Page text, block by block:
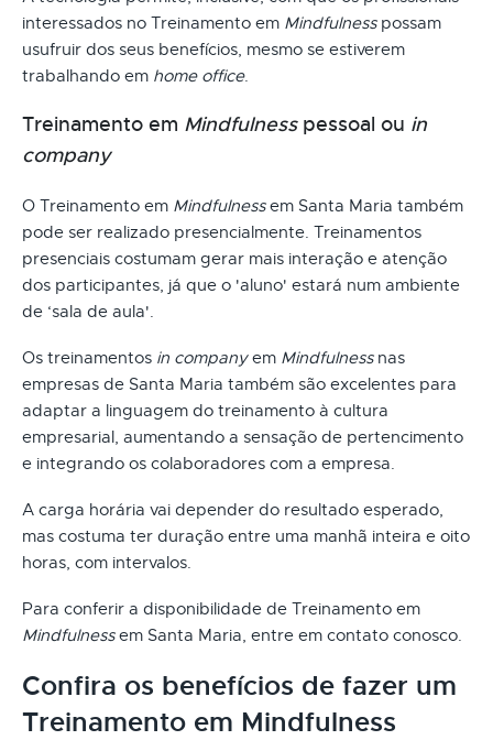
interessados no Treinamento em Mindfulnesspossam
usufruir dos seus benefícios, mesmo se estiverem
trabalhando em home office.
Treinamento em Mindfulnesspessoal ou in
company
O Treinamento em Mindfulnessem Santa Maria também
pode ser realizado presencialmente. Treinamentos
presenciais costumam gerar mais interação e atenção
dos participantes, já que o 'aluno' estará num ambiente
de ‘sala de aula'.
Os treinamentos in companyem Mindfulnessnas
empresas de Santa Maria também são excelentes para
adaptar a linguagem do treinamento à cultura
empresarial, aumentando a sensação de pertencimento
e integrando os colaboradores com a empresa.
A carga horária vai depender do resultado esperado,
mas costuma ter duração entre uma manhã inteira e oito
horas, com intervalos.
Para conferir a disponibilidade de Treinamento em
Mindfulnessem Santa Maria, entre em contato conosco.
Confira os benefícios de fazer um
Treinamento em Mindfulness